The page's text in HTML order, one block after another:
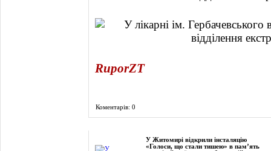
RuporZT
Коментарів: 0
У Житомирі відкрили інсталяцію
«Голоси, що стали тишею» в пам’ять